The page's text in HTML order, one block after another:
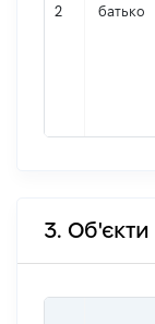
2 батько
3. Об'єкти